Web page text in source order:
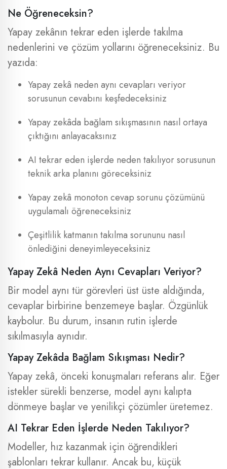
Ne Öğreneceksin?
Yapay zekânın tekrar eden işlerde takılma
nedenlerini ve çözüm yollarını öğreneceksiniz. Bu
yazıda:
Yapay zekâ neden aynı cevapları veriyor
sorusunun cevabını keşfedeceksiniz
Yapay zekâda bağlam sıkışmasının nasıl ortaya
çıktığını anlayacaksınız
AI tekrar eden işlerde neden takılıyor sorusunun
teknik arka planını göreceksiniz
Yapay zekâ monoton cevap sorunu çözümünü
uygulamalı öğreneceksiniz
Çeşitlilik katmanın takılma sorununu nasıl
önlediğini deneyimleyeceksiniz
Yapay Zekâ Neden Aynı Cevapları Veriyor?
Bir model aynı tür görevleri üst üste aldığında,
cevaplar birbirine benzemeye başlar. Özgünlük
kaybolur. Bu durum, insanın rutin işlerde
sıkılmasıyla aynıdır.
Yapay Zekâda Bağlam Sıkışması Nedir?
Yapay zekâ, önceki konuşmaları referans alır. Eğer
istekler sürekli benzerse, model aynı kalıpta
dönmeye başlar ve yenilikçi çözümler üretemez.
AI Tekrar Eden İşlerde Neden Takılıyor?
Modeller, hız kazanmak için öğrendikleri
şablonları tekrar kullanır. Ancak bu, küçük